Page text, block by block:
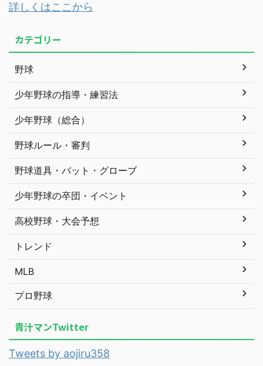
詳しくはここから
カテゴリー
野球
少年野球の指導・練習法
少年野球（総合）
野球ルール・審判
野球道具・バット・グローブ
少年野球の卒団・イベント
高校野球・大会予想
トレンド
MLB
プロ野球
青汁マンTwitter
Tweets by aojiru358